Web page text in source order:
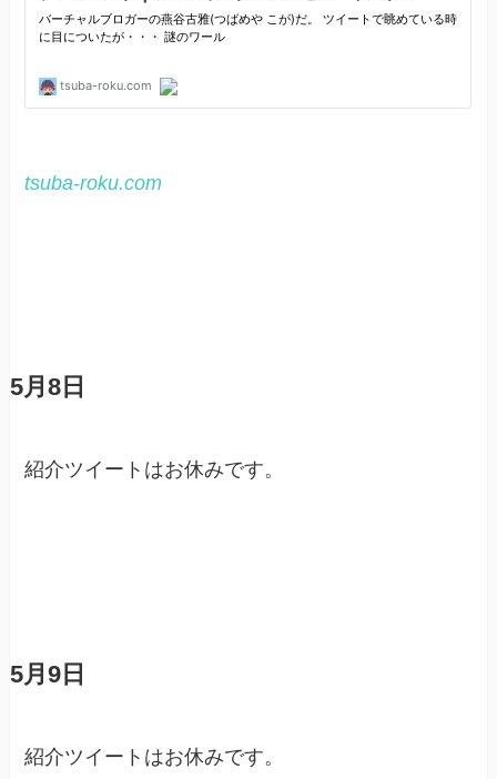
tsuba-roku.com
5月8日
紹介ツイートはお休みです。
5月9日
紹介ツイートはお休みです。